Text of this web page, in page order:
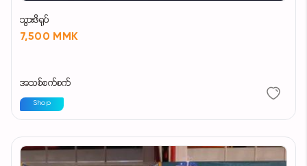
သွားဖိရုပ်
7,500 MMK
အသစ်စက်စက်
Shop